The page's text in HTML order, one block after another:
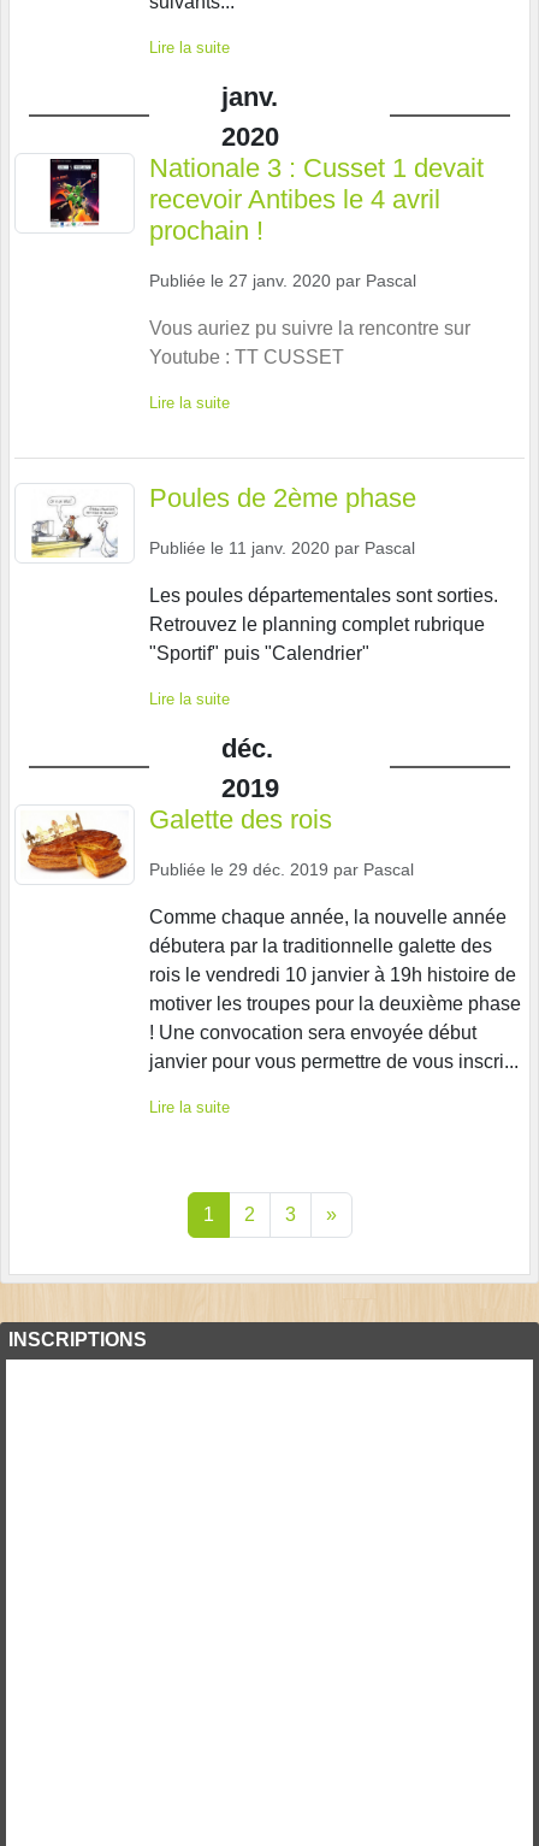
Lire la suite
janv.
2020
Nationale 3 : Cusset 1 devait
recevoir Antibes le 4 avril
prochain !
Publiée le 27 janv. 2020 par Pascal
Vous auriez pu suivre la rencontre sur
Youtube : TT CUSSET
Lire la suite
Poules de 2ème phase
Publiée le 11 janv. 2020 par Pascal
Les poules départementales sont sorties.
Retrouvez le planning complet rubrique
"Sportif" puis "Calendrier"
Lire la suite
déc.
2019
Galette des rois
Publiée le 29 déc. 2019 par Pascal
Comme chaque année, la nouvelle année
débutera par la traditionnelle galette des
rois le vendredi 10 janvier à 19h histoire de
motiver les troupes pour la deuxième phase
! Une convocation sera envoyée début
janvier pour vous permettre de vous inscri...
Lire la suite
1 2 3 »
INSCRIPTIONS